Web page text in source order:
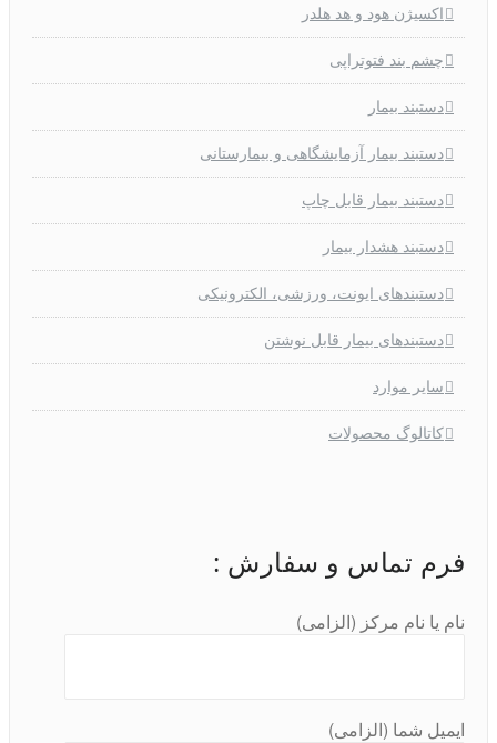
اکسیژن هود و هد هلدر
چشم بند فتوتراپی
دستبند بیمار
دستبند بیمار آزمایشگاهی و بیمارستانی
دستبند بیمار قابل چاپ
دستبند هشدار بیمار
دستبندهای ایونت، ورزشی، الکترونیکی
دستبندهای بیمار قابل نوشتن
سایر موارد
کاتالوگ محصولات
فرم تماس و سفارش :
نام یا نام مرکز (الزامی)
ایمیل شما (الزامی)